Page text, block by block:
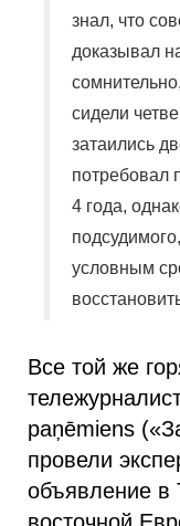
знал, что
доказывал
сидели
затаились
потребовал
4 года,
условным
Все той же
paņēmiens
провели
объявление в